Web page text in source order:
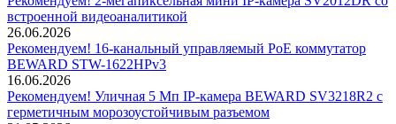
встроенной видеоаналитикой
26.06.2026
Рекомендуем! 16-канальный управляемый PoE коммутатор
BEWARD STW-1622HPv3
16.06.2026
Рекомендуем! Уличная 5 Мп IP-камера BEWARD SV3218R2 с
герметичным морозоустойчивым разъемом